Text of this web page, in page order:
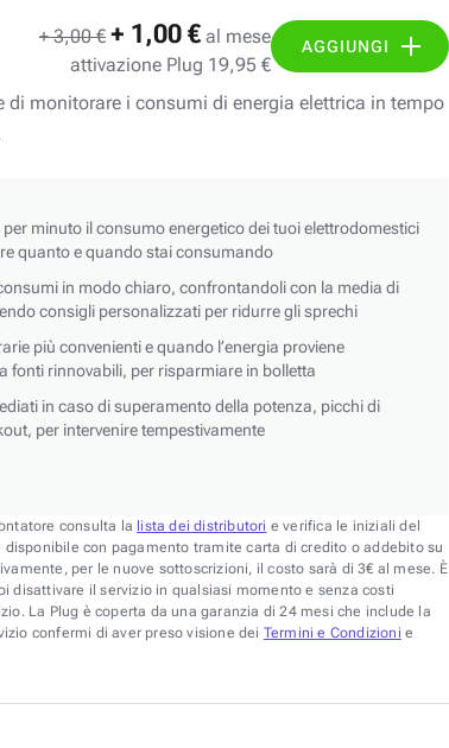
+ 3,00 € + 1,00 € al mese
attivazione Plug 19,95 €
AGGIUNGI
monitorare i consumi di energia elettrica in tempo
minuto il consumo energetico dei tuoi elettrodomestici
quanto e quando stai consumando
in modo chiaro, confrontandoli con la media di
consigli personalizzati per ridurre gli sprechi
più convenienti e quando l’energia proviene
fonti rinnovabili, per risparmiare in bolletta
in caso di superamento della potenza, picchi di
per intervenire tempestivamente
consulta la lista dei distributori e verifica le iniziali del
con pagamento tramite carta di credito o addebito su
per le nuove sottoscrizioni, il costo sarà di 3€ al mese. È
disattivare il servizio in qualsiasi momento e senza costi
La Plug è coperta da una garanzia di 24 mesi che include la
confermi di aver preso visione dei Termini e Condizioni e